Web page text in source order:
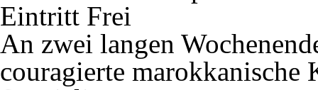
Eintritt Frei
An zwei langen
couragierte marokkanische